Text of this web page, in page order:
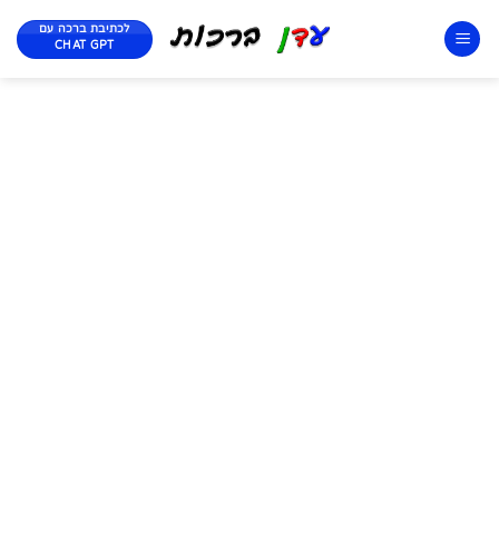
לכתיבת ברכה עם
CHAT GPT